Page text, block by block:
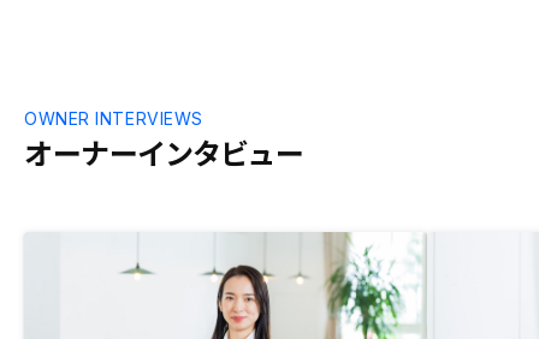
オーナーインタビュー
OWNER INTERVIEWS